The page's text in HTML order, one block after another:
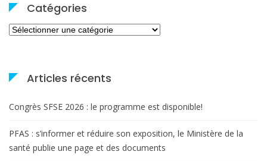
Catégories
Catégories
Articles récents
Congrès SFSE 2026 : le programme est disponible!
PFAS : s’informer et réduire son exposition, le Ministère de la
santé publie une page et des documents